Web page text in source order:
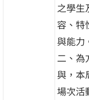
之學生
容、特
與能力
二、為
與，本
場次活